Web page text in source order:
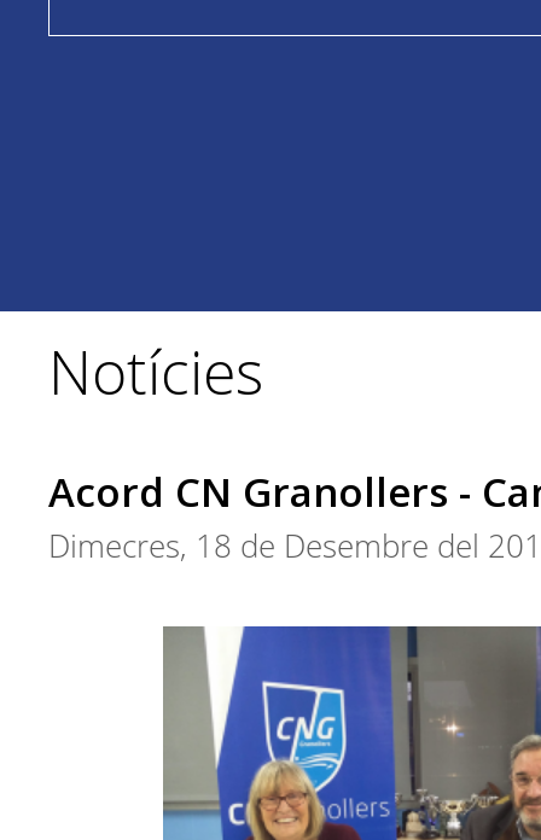
Notícies
Acord CN Granollers -
Dimecres, 18 de Desembre del